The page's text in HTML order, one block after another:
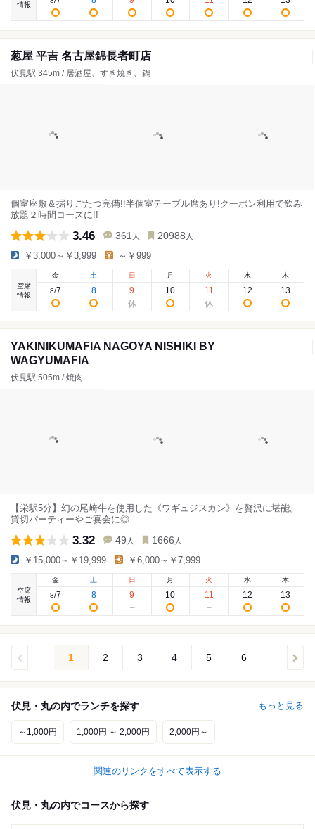
情報
葱屋 平吉 名古屋錦長者町店
伏見駅 345m / 居酒屋、すき焼き、鍋
個室座敷＆掘りごたつ完備!!半個室テーブル席あり!クーポン利用で飲み
放題２時間コースに!!
3.46 361 人 20988 人
￥3,000～￥3,999 ～￥999
空席
情報
金
8/7
土
8
日
9
月
10
火
11
水
12
木
13
YAKINIKUMAFIA NAGOYA NISHIKI BY
WAGYUMAFIA
伏見駅 505m / 焼肉
【栄駅5分】幻の尾崎牛を使用した《ワギュジスカン》を贅沢に堪能。
貸切パーティーやご宴会に◎
3.32 49 人 1666 人
￥15,000～￥19,999 ￥6,000～￥7,999
空席
情報
金
8/7
土
8
日
9
月
10
火
11
水
12
木
13
1 2 3 4 5 6
伏見・丸の内でランチを探す もっと見る
～1,000円 1,000円 ～ 2,000円 2,000円～
関連のリンクをすべて表示する
伏見・丸の内でコースから探す